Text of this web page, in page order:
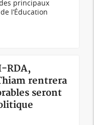
principaux
l’Éducation
RDA,
rentrera
seront